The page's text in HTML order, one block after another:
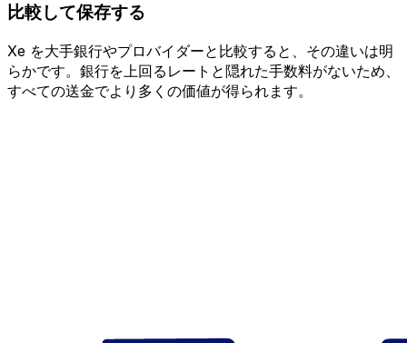
比較して保存する
Xe を大手銀行やプロバイダーと比較すると、その違いは明
らかです。銀行を上回るレートと隠れた手数料がないため、
すべての送金でより多くの価値が得られます。